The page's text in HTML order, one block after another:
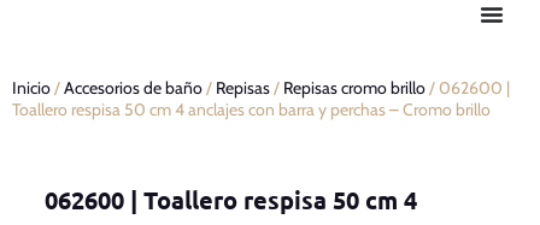
Inicio/Accesorios de baño/ Repisas/ Repisas cromo brillo/ 062600 |
Toallero respisa 50 cm 4 anclajes con barra y perchas – Cromo brillo
062600 | Toallero respisa 50 cm 4